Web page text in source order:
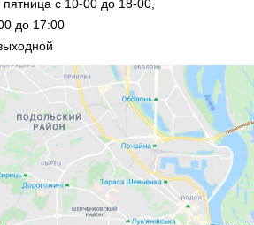
с 10-00 до 18-00,
до 17:00